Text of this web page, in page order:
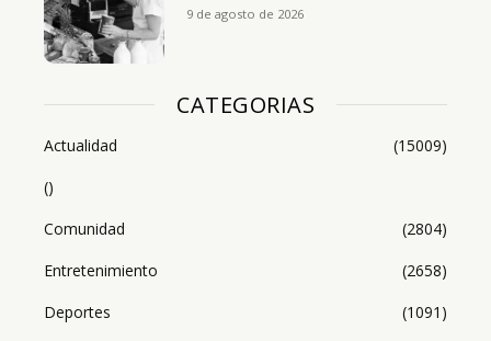
9 de agosto de 2026
CATEGORIAS
Actualidad
(15009)
()
Comunidad
(2804)
Entretenimiento
(2658)
Deportes
(1091)